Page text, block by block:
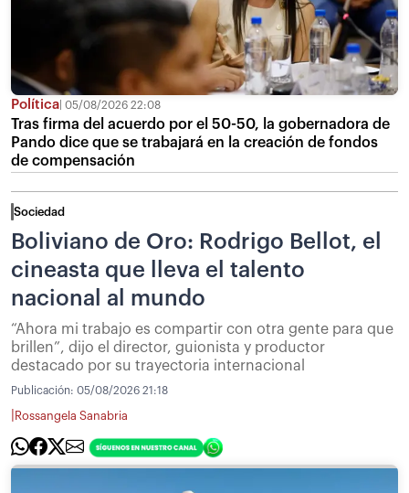
Política 05/08/2026 22:08
Tras firma del acuerdo por el 50-50, la gobernadora de
Pando dice que se trabajará en la creación de fondos
de compensación
Sociedad
Boliviano de Oro: Rodrigo Bellot, el
cineasta que lleva el talento
nacional al mundo
“Ahora mi trabajo es compartir con otra gente para que
brillen”, dijo el director, guionista y productor
destacado por su trayectoria internacional
Publicación: 05/08/2026 21:18
Rossangela Sanabria